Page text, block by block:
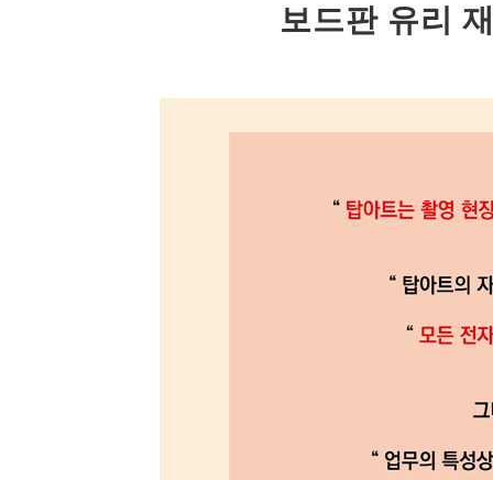
보드판 유리